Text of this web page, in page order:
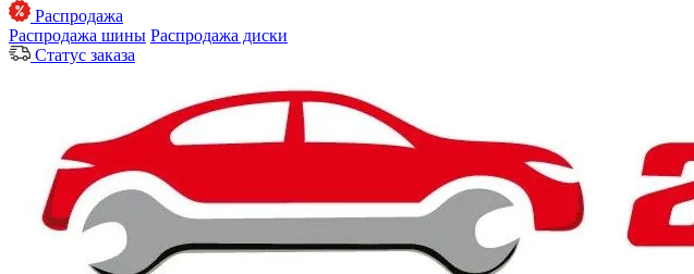
Распродажа
Распродажа шины Распродажа диски
Статус заказа